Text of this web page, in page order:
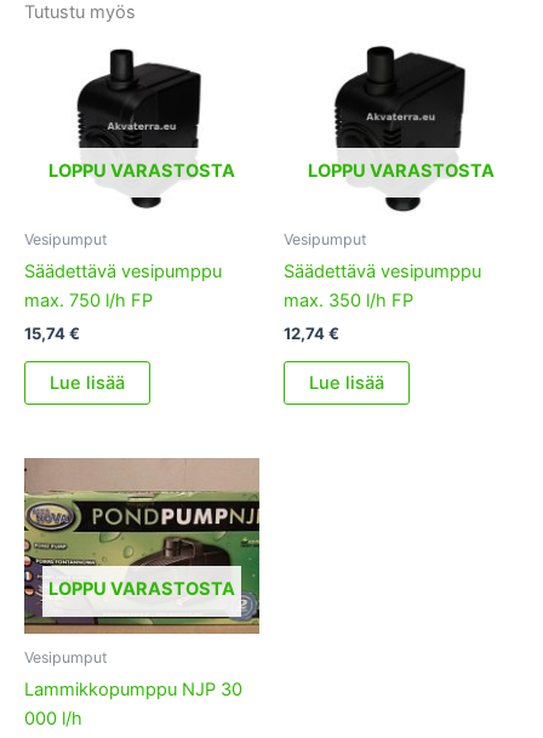
Tutustu myös
LOPPU VARASTOSTA
Vesipumput
Säädettävä vesipumppu
max. 750 l/h FP
15,74€
Lue lisää
LOPPU VARASTOSTA
Vesipumput
Säädettävä vesipumppu
max. 350 l/h FP
12,74€
Lue lisää
LOPPU VARASTOSTA
Vesipumput
Lammikkopumppu NJP 30
000 l/h